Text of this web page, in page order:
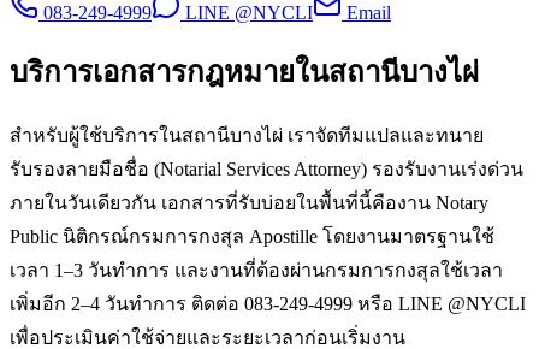
083-249-4999
LINE @NYCLI Email
บริการเอกสารกฎหมายในสถานีบางไผ่
สำหรับผู้ใช้บริการในสถานีบางไผ่ เราจัดทีมแปลและทนาย
รับรองลายมือชื่อ (Notarial Services Attorney) รองรับงานเร่งด่วน
ภายในวันเดียวกัน เอกสารที่รับบ่อยในพื้นที่นี้คืองาน Notary
Public นิติกรณ์กรมการกงสุล Apostille โดยงานมาตรฐานใช้
เวลา 1–3 วันทำการ และงานที่ต้องผ่านกรมการกงสุลใช้เวลา
เพิ่มอีก 2–4 วันทำการ ติดต่อ 083-249-4999 หรือ LINE @NYCLI
เพื่อประเมินค่าใช้จ่ายและระยะเวลาก่อนเริ่มงาน